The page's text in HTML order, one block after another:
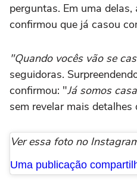
perguntas. Em uma
confirmou que já casou
"Quando vocês vão se
seguidoras.
confirmou: "Já somos
sem revelar mais detalhes
Ver essa foto no